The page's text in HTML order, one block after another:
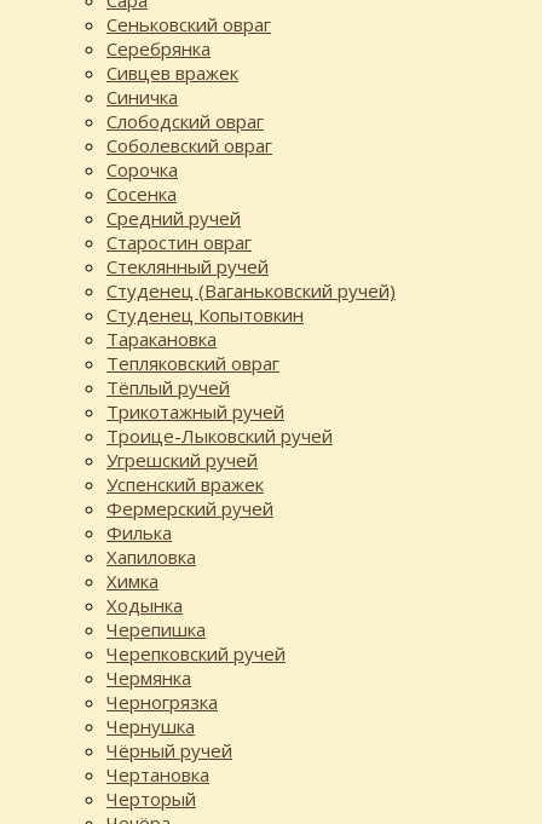
Сеньковский овраг
Серебрянка
Сивцев вражек
Синичка
Слободский овраг
Соболевский овраг
Сорочка
Сосенка
Средний ручей
Старостин овраг
Стеклянный ручей
Студенец (Ваганьковский ручей)
Студенец Копытовкин
Таракановка
Тепляковский овраг
Тёплый ручей
Трикотажный ручей
Троице-Лыковский ручей
Угрешский ручей
Успенский вражек
Фермерский ручей
Филька
Хапиловка
Химка
Ходынка
Черепишка
Черепковский ручей
Чермянка
Черногрязка
Чернушка
Чёрный ручей
Чертановка
Черторый